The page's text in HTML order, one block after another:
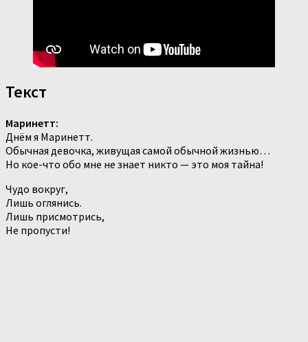
Текст
Маринетт:
Днём я Маринетт.
Обычная девочка, живущая самой обычной жизнью…
Но кое-что обо мне не знает никто — это моя тайна!
Чудо вокруг,
Лишь оглянись.
Лишь присмотрись,
Не пропусти!